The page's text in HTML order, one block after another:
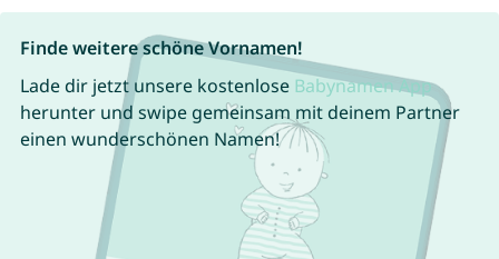
Finde weitere schöne Vornamen!
Lade dir jetzt unsere kostenlose Babynamen App
herunter und swipe gemeinsam mit deinem Partner
einen wunderschönen Namen!